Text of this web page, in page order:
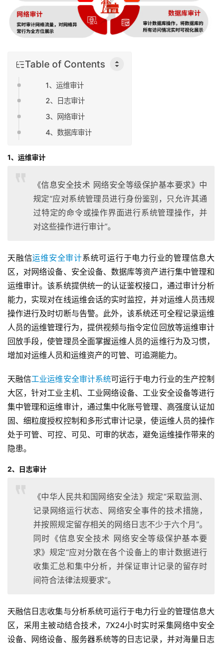
Table of Contents
1、运维审计
2、日志审计
3、网络审计
4、数据库审计
1、运维审计
《信息安全技术 网络安全等级保护基本要求》中
规定“应对系统管理员进行身份鉴别，只允许其通
过特定的命令或操作界面进行系统管理操作，并
对这些操作进行审计”。
天融信运维安全审计系统可运行于电力行业的管理信息大
区，对网络设备、安全设备、数据库等资产进行集中管理和
运维审计。该系统提供统一的认证鉴权接口，通过审计分析
能力，实现对在线运维会话的实时监控，并对运维人员违规
操作进行及时切断与告警。此外，该系统还可全程记录运维
人员的运维管理行为，提供视频与指令定位回放等运维审计
回放手段，使管理员全面掌握运维人员的运维行为及习惯，
增加对运维人员和运维资产的可管、可追溯能力。
天融信工业运维安全审计系统可运行于电力行业的生产控制
大区，针对工业主机、工业网络设备、工业安全设备等进行
集中管理和运维审计，通过集中化账号管理、高强度认证加
固、细粒度授权控制和多形式审计记录，使运维人员的操作
处于可管、可控、可见、可审的状态，避免运维操作带来的
隐患。
2、日志审计
《中华人民共和国网络安全法》规定“采取监测、
记录网络运行状态、网络安全事件的技术措施，
并按照规定留存相关的网络日志不少于六个月”。
同时《信息安全技术 网络安全等级保护基本要
求》规定“应对分散在各个设备上的审计数据进行
收集汇总和集中分析，并保证审计记录的留存时
间符合法律法规要求”。
天融信日志收集与分析系统可运行于电力行业的管理信息大
区，采用主被动结合技术，7X24小时实时采集网络中安全
设备、网络设备、服务器系统等的日志记录，并对海量日志